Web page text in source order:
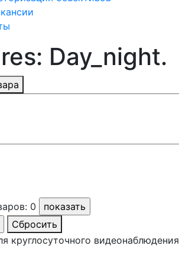
Day_night.
0
Сбросить
круглосуточного видеонаблюдения